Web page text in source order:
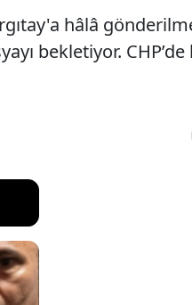
hâlâ
bekletiyor.